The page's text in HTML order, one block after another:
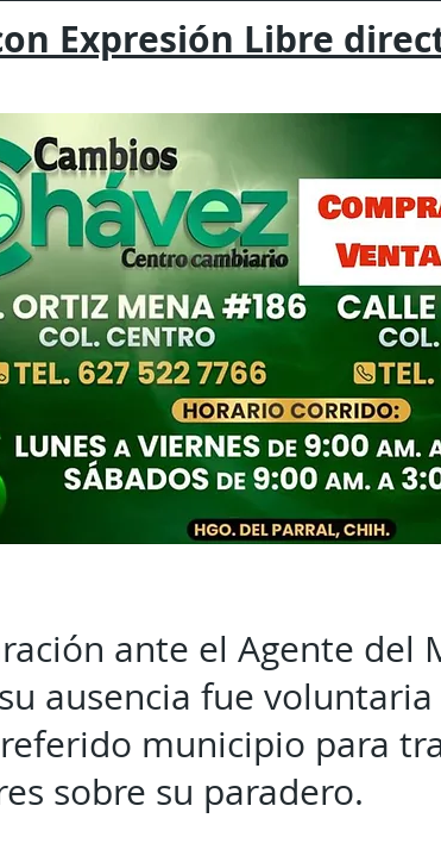
Expresión Libre
ante el Agente del
ausencia fue
municipio para
sobre su paradero.